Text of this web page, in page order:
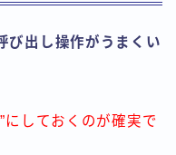
び出し操作がうまくい
にしておくのが確実で